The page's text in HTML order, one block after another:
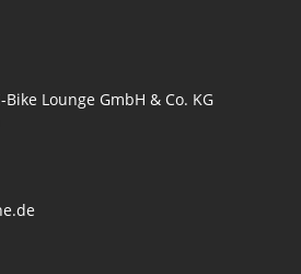
Lounge GmbH & Co. KG